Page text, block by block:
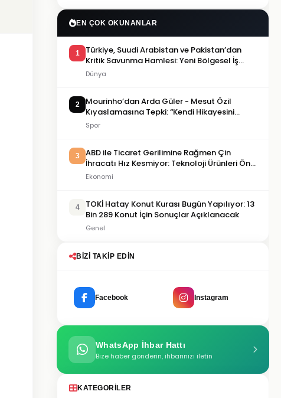
EN ÇOK OKUNANLAR
1
Türkiye, Suudi Arabistan ve Pakistan’dan
Kritik Savunma Hamlesi: Yeni Bölgesel İş
Birliği Dönemi mi Başlıyor?
Dünya
2
Mourinho’dan Arda Güler - Mesut Özil
Kıyaslamasına Tepki: “Kendi Hikayesini
Yazmasına İzin Verin”
Spor
3
ABD ile Ticaret Gerilimine Rağmen Çin
İhracatı Hız Kesmiyor: Teknoloji Ürünleri Öne
Çıkıyor
Ekonomi
4
TOKİ Hatay Konut Kurası Bugün Yapılıyor: 13
Bin 289 Konut İçin Sonuçlar Açıklanacak
Genel
BIZI TAKIP EDIN
Facebook Instagram
WhatsApp İhbar Hattı
Bize haber gönderin, ihbarınızı iletin
KATEGORILER